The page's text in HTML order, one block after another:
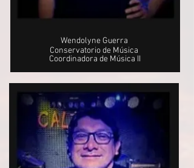
Wendolyne Guerra
Conservatorio de Música
Coordinadora de Música II